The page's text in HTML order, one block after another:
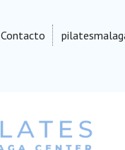
Contacto